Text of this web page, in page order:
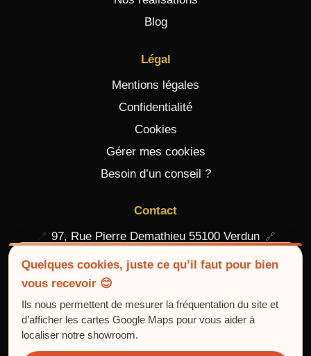
Blog
Légal
Mentions légales
Confidentialité
Cookies
Gérer mes cookies
Besoin d’un conseil ?
Contact
📍 97, Rue Pierre Demathieu 55100 Verdun
Contact – Devis gratuit
Quelques cookies, juste ce qu’il faut pour bien
vous recevoir 😊
Ils nous permettent de mesurer la fréquentation du site et
d’afficher les cartes Google Maps pour vous aider à
localiser notre showroom.